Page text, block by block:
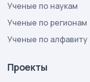
Ученые по наукам
Ученые по регионам
Ученые по алфавиту
Проекты